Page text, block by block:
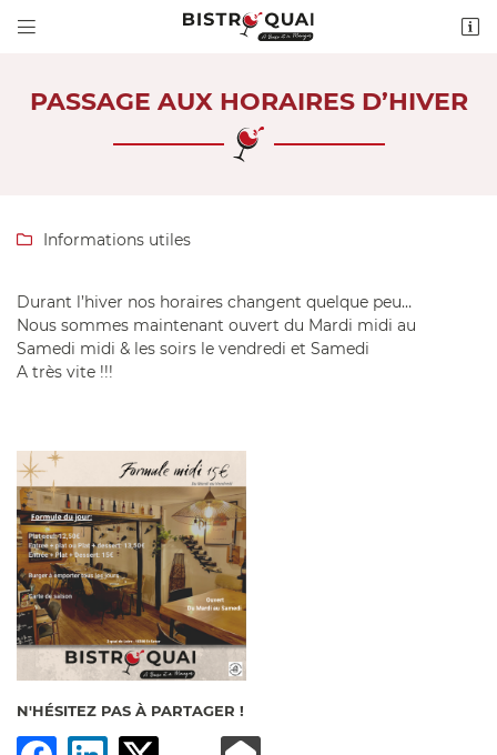
 
02 36 54 16 74
Adresse email de réception
En cochant cette case, vous consentez à recevoir nos propositions
commerciales à l'adresse email indiqué ci-dessus. Vous pouvez vous désinscrire
à tout moment en utilisantle formulaire de désinscription
INSCRIPTION
PASSAGE AUX HORAIRES D’HIVER
 Informations utiles
Durant l’hiver nos horaires changent quelque peu…
Nous sommes maintenant ouvert du Mardi midi au
Samedi midi & les soirs le vendredi et Samedi
A très vite !!!
N'HÉSITEZ PAS À PARTAGER !